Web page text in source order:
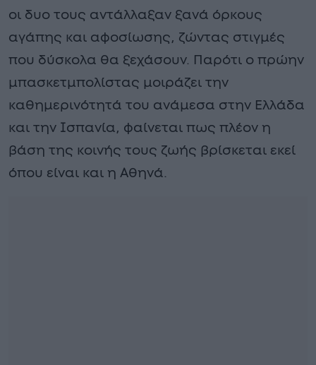
οι δυο τους αντάλλαξαν ξανά όρκους
αγάπης και αφοσίωσης, ζώντας στιγμές
που δύσκολα θα ξεχάσουν. Παρότι ο πρώην
μπασκετμπολίστας μοιράζει την
καθημερινότητά του ανάμεσα στην Ελλάδα
και την Ισπανία, φαίνεται πως πλέον η
βάση της κοινής τους ζωής βρίσκεται εκεί
όπου είναι και η Αθηνά.